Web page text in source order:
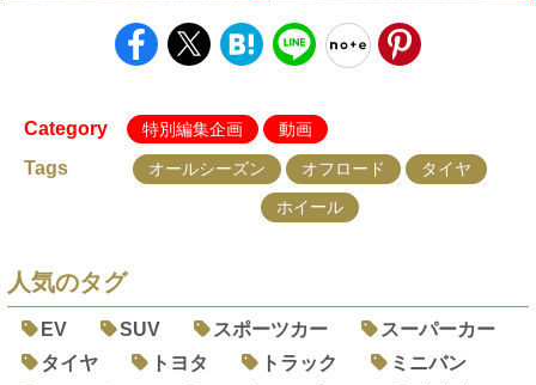
Category 特別編集企画 動画
Tags オールシーズン オフロード
タイヤ
ホイール
人気のタグ
EV SUV スポーツカー
スーパーカー
タイヤ
トヨタ トラック
ミニバン